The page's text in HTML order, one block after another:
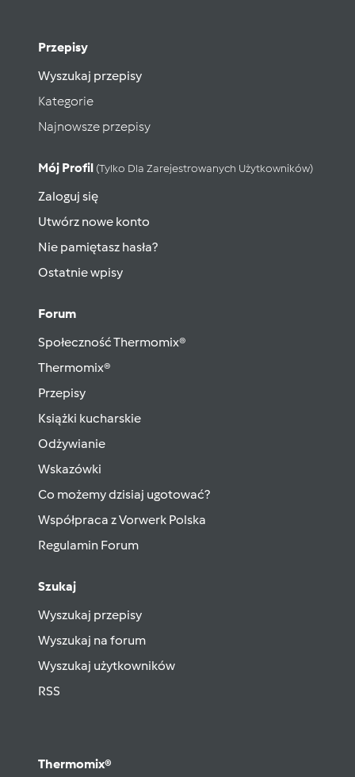
Przepisy
Wyszukaj przepisy
Kategorie
Najnowsze przepisy
Mój Profil (tylko Dla Zarejestrowanych Użytkowników)
Zaloguj się
Utwórz nowe konto
Nie pamiętasz hasła?
Ostatnie wpisy
Forum
Społeczność Thermomix®
Thermomix®
Przepisy
Książki kucharskie
Odżywianie
Wskazówki
Co możemy dzisiaj ugotować?
Współpraca z Vorwerk Polska
Regulamin Forum
Szukaj
Wyszukaj przepisy
Wyszukaj na forum
Wyszukaj użytkowników
RSS
Thermomix®